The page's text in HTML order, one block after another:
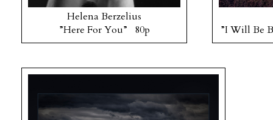
Helena Berzelius
”Here For You” 80p
”I Will Be